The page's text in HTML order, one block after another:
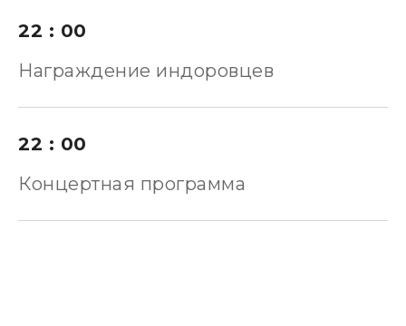
22 : 00
Награждение индоровцев
22 : 00
Концертная программа